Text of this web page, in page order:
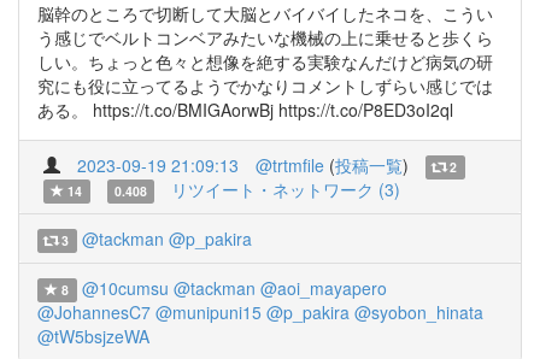
脳幹のところで切断して大脳とバイバイしたネコを、こうい
う感じでベルトコンベアみたいな機械の上に乗せると歩くら
しい。ちょっと色々と想像を絶する実験なんだけど病気の研
究にも役に立ってるようでかなりコメントしずらい感じでは
ある。 https://t.co/BMIGAorwBj https://t.co/P8ED3oI2ql
2023-09-19 21:09:13 @trtmfile (投稿一覧)
2
14
0.408 リツイート・ネットワーク (3)
3 @tackman @p_pakira
8 @10cumsu @tackman @aoi_mayapero
@JohannesC7 @munipuni15 @p_pakira @syobon_hinata
@tW5bsjzeWA